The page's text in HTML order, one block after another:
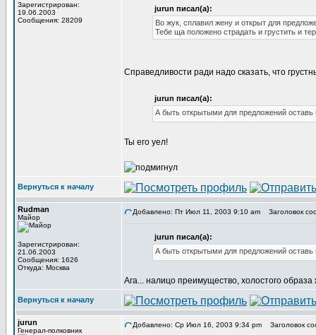
Зарегистрирован:
19.06.2003
Сообщения: 28209
jurun писал(а):
Во жук, сплавил жену и открыт для
Тебе ща положено страдать и грустить и
Справедливости ради надо сказать, что
jurun писал(а):
А быть открытыми для предложений
Ты его уел!
Вернуться к началу
Rudman
Майор
Зарегистрирован:
21.06.2003
Сообщения: 1626
Откуда: Москва
Добавлено: Пт Июл 11, 2003 9:10 am Заголовок
jurun писал(а):
А быть открытыми для предложений
Ага... налицо преимущество, холостого образа
Вернуться к началу
jurun
Генерал-полковник
Добавлено: Ср Июл 16, 2003 9:34 pm Заголовок